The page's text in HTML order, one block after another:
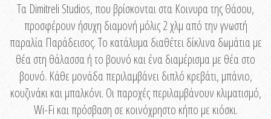
Τα Dimitreli Studios, που βρίσκονται στα Κοινυρα της Θάσου,
προσφέρουν ήσυχη διαμονή μόλις 2 χλμ από την γνωστή
παραλία Παράδεισος. Το κατάλυμα διαθέτει δίκλινα δωμάτια με
θέα στη θάλασσα ή το βουνό και ένα διαμέρισμα με θέα στο
βουνό. Κάθε μονάδα περιλαμβάνει διπλό κρεβάτι, μπάνιο,
κουζινάκι και μπαλκόνι. Οι παροχές περιλαμβάνουν κλιματισμό,
Wi-Fi και πρόσβαση σε κοινόχρηστο κήπο με κιόσκι.